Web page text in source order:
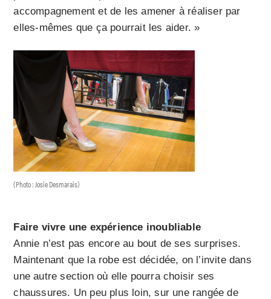
accompagnement et de les amener à réaliser par
elles-mêmes que ça pourrait les aider. »
(Photo : Josie Desmarais)
Faire vivre une expérience inoubliable
Annie n’est pas encore au bout de ses surprises.
Maintenant que la robe est décidée, on l’invite dans
une autre section où elle pourra choisir ses
chaussures. Un peu plus loin, sur une rangée de